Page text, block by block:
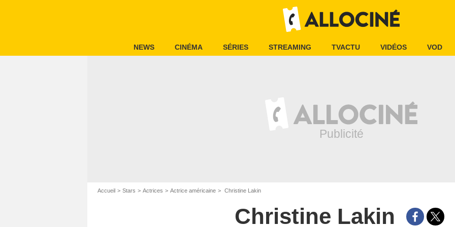
NEWS CINÉMA SÉRIES STREAMING TVACTU VIDÉOS VOD
Accueil Stars Actrices Actrice américaine Christine Lakin
Christine Lakin